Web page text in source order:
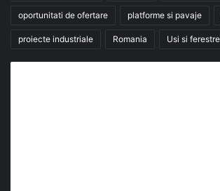
oportunitati de ofertare platforme si pavaje
proiecte industriale Romania Usi si ferestre